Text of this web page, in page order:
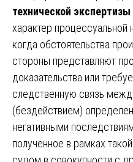
технической экспертизы
характер процессуальной
когда обстоятельства
стороны представляют
доказательства или
следственную связь
(бездействием)
негативными
полученное в рамках